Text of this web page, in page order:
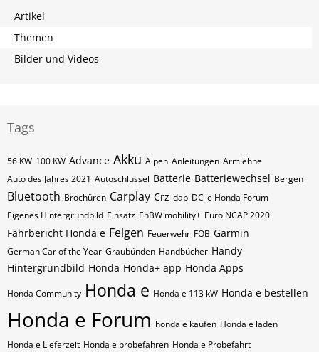
Artikel
Themen
Bilder und Videos
Tags
56 KW 100 KW Advance Akku Alpen Anleitungen Armlehne
Auto des Jahres 2021 Autoschlüssel Batterie Batteriewechsel Bergen
Bluetooth Brochüren Carplay Crz dab DC e Honda Forum
Eigenes Hintergrundbild Einsatz EnBW mobility+ Euro NCAP 2020
Fahrbericht Honda e Felgen Feuerwehr FOB Garmin
German Car of the Year Graubünden Handbücher Handy
Hintergrundbild Honda Honda+ app Honda Apps
Honda Community Honda e Honda e 113 kW Honda e bestellen
Honda e Forum honda e kaufen Honda e laden
Honda e Lieferzeit Honda e probefahren Honda e Probefahrt